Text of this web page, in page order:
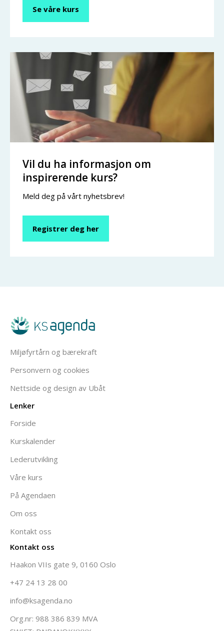
Se våre kurs
Vil du ha informasjon om
inspirerende kurs?
Meld deg på vårt nyhetsbrev!
Registrer deg her
Miljøfyrtårn og bærekraft
Personvern og cookies
Nettside og design av Ubåt
Lenker
Forside
Kurskalender
Lederutvikling
Våre kurs
På Agendaen
Om oss
Kontakt oss
Kontakt oss
Haakon VIIs gate 9, 0160 Oslo
+47 24 13 28 00
info@ksagenda.no
Org.nr: 988 386 839 MVA